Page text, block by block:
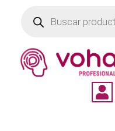
productos
